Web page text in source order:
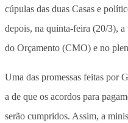
cúpulas das duas Casas e
depois, na quinta-feira (20/3),
do Orçamento (CMO) e no
Uma das promessas feitas por
a de que os acordos para
serão cumpridos. Assim, a